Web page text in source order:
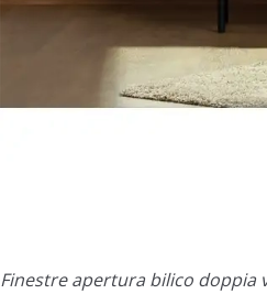
Finestre apertura bilico doppia